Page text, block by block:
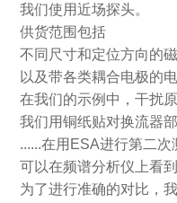
我们使用近场探头。
供货范围包括
不同尺寸和定位方向的磁
以及带各类耦合电极的电
在我们的示例中，干扰
我们用铜纸贴对换流器
......在用ESA进行第二次
可以在频谱分析仪上看
为了进行准确的对比，